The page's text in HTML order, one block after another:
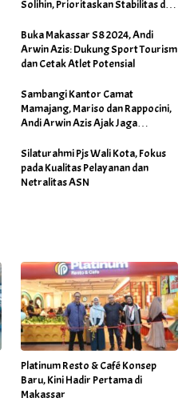
Solihin, Prioritaskan Stabilitas dan
Buka Makassar S8 2024, Andi
Arwin Azis: Dukung Sport Tourism
dan Cetak Atlet Potensial
Sambangi Kantor Camat
Mamajang, Mariso dan Rappocini,
Andi Arwin Azis Ajak Jaga
Program Sabtu Bersih
Silaturahmi Pjs Wali Kota, Fokus
pada Kualitas Pelayanan dan
Netralitas ASN
Platinum Resto & Café Konsep
Baru, Kini Hadir Pertama di
Makassar